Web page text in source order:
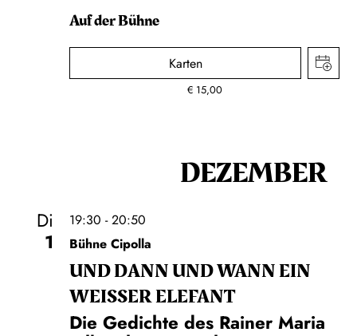
Auf der Bühne
Karten
€ 15,00
DEZEMBER
Di
1
19:30 - 20:50
Bühne Cipolla
UND DANN UND WANN EIN
WEISSER ELEFANT
Die Gedichte des Rainer Maria